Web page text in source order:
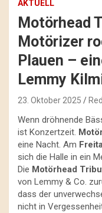
AKTUELL
Motörhead
Motörizer
Plauen –
Lemmy
23. Oktober 2025
Wenn dröhnende
ist Konzertzeit.
eine Nacht. Am
sich die Halle in ein
Die Motörhead
von Lemmy & Co.
dass der
nicht in